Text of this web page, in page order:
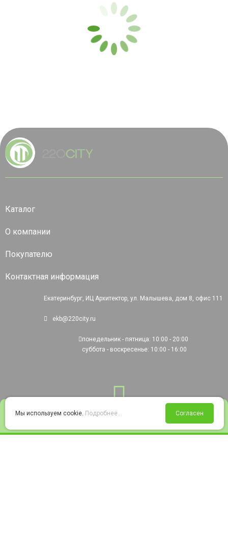
Войти Избранное Корзина
Каталог
О компании
Покупателю
Контактная информация
Екатеринбург, ИЦ Архитектор, ул. Малышева, дом 8, офис 111
ekb@220city.ru
понедельник - пятница: 10:00 - 20:00
суббота - воскресенье: 10:00 - 16:00
Мы используем cookie. Подробнее... Согласен